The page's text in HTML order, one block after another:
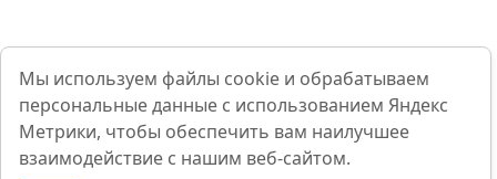
Мы используем файлы cookie и обрабатываем
персональные данные с использованием Яндекс
Метрики, чтобы обеспечить вам наилучшее
взаимодействие с нашим веб-сайтом.